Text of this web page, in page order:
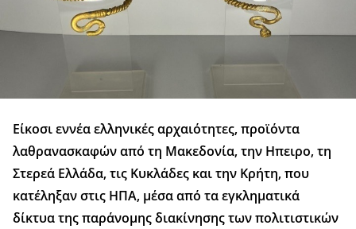
Είκοσι εννέα ελληνικές αρχαιότητες, προϊόντα
λαθρανασκαφών από τη Μακεδονία, την Ηπειρο, τη
Στερεά Ελλάδα, τις Κυκλάδες και την Κρήτη, που
κατέληξαν στις ΗΠΑ, μέσα από τα εγκληματικά
δίκτυα της παράνομης διακίνησης των πολιτιστικών